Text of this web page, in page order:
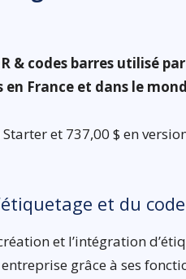
& codes barres utilisé
France et dans le
et 737,00 $ en
et du
et l’intégration
grâce à ses